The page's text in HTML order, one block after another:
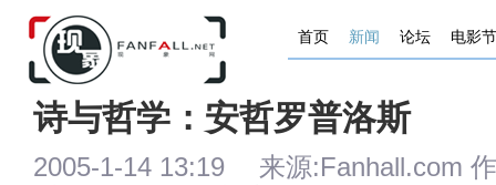
首页 新闻 论坛 电影节
诗与哲学：安哲罗普洛斯
2005-1-14 13:19 来源